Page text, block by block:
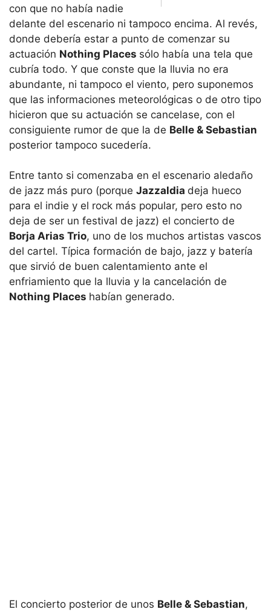
con que no había nadie
delante del escenario ni tampoco encima. Al revés,
donde debería estar a punto de comenzar su
actuación Nothing Places sólo había una tela que
cubría todo. Y que conste que la lluvia no era
abundante, ni tampoco el viento, pero suponemos
que las informaciones meteorológicas o de otro tipo
hicieron que su actuación se cancelase, con el
consiguiente rumor de que la de Belle & Sebastian
posterior tampoco sucedería.
Entre tanto si comenzaba en el escenario aledaño
de jazz más puro (porque Jazzaldia deja hueco
para el indie y el rock más popular, pero esto no
deja de ser un festival de jazz) el concierto de
Borja Arias Trio, uno de los muchos artistas vascos
del cartel. Típica formación de bajo, jazz y batería
que sirvió de buen calentamiento ante el
enfriamiento que la lluvia y la cancelación de
Nothing Places habían generado.
El concierto posterior de unos Belle & Sebastian,